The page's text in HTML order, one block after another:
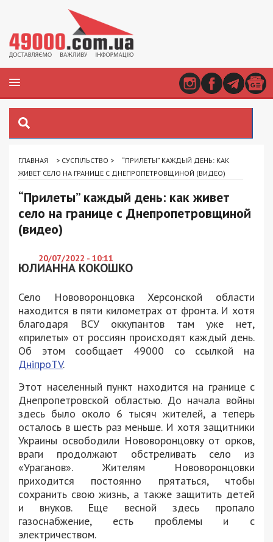
ГЛАВНАЯ > СУСПІЛЬСТВО >
“ПРИЛЕТЫ” КАЖДЫЙ ДЕНЬ: КАК
ЖИВЕТ СЕЛО НА ГРАНИЦЕ С ДНЕПРОПЕТРОВЩИНОЙ (ВИДЕО)
“Прилеты” каждый день: как живет
село на границе с Днепропетровщиной
(видео)
20/07/2022 - 10:11
ЮЛИАННА КОКОШКО
Село Нововоронцовка Херсонской области
находится в пяти километрах от фронта. И хотя
благодаря ВСУ оккупантов там уже нет,
«прилеты» от россиян происходят каждый день.
Об этом сообщает 49000 со ссылкой на
ДніпроTV.
Этот населенный пункт находится на границе с
Днепропетровской областью. До начала войны
здесь было около 6 тысяч жителей, а теперь
осталось в шесть раз меньше. И хотя защитники
Украины освободили Нововоронцовку от орков,
враги продолжают обстреливать село из
«Ураганов». Жителям Нововоронцовки
приходится постоянно прятаться, чтобы
сохранить свою жизнь, а также защитить детей
и внуков. Еще весной здесь пропало
газоснабжение, есть проблемы и с
электричеством.